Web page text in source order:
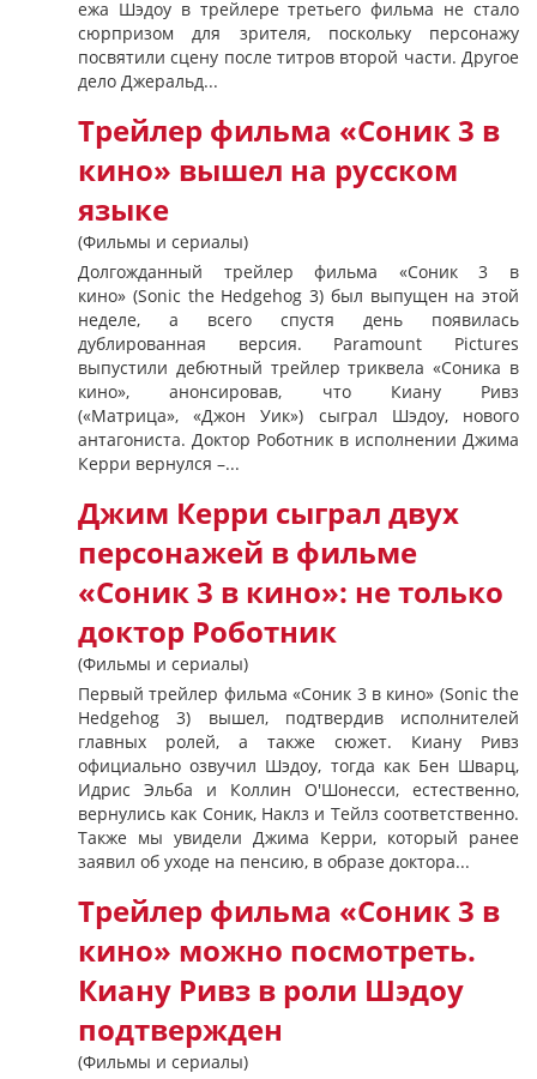
ежа Шэдоу в трейлере третьего фильма не стало
сюрпризом для зрителя, поскольку персонажу
посвятили сцену после титров второй части. Другое
дело Джеральд...
Трейлер фильма «Соник 3 в
кино» вышел на русском
языке
(Фильмы и сериалы)
Долгожданный трейлер фильма «Соник 3 в
кино» (Sonic the Hedgehog 3) был выпущен на этой
неделе, а всего спустя день появилась
дублированная версия. Paramount Pictures
выпустили дебютный трейлер триквела «Соника в
кино», анонсировав, что Киану Ривз
(«Матрица», «Джон Уик») сыграл Шэдоу, нового
антагониста. Доктор Роботник в исполнении Джима
Керри вернулся –...
Джим Керри сыграл двух
персонажей в фильме
«Соник 3 в кино»: не только
доктор Роботник
(Фильмы и сериалы)
Первый трейлер фильма «Соник 3 в кино» (Sonic the
Hedgehog 3) вышел, подтвердив исполнителей
главных ролей, а также сюжет. Киану Ривз
официально озвучил Шэдоу, тогда как Бен Шварц,
Идрис Эльба и Коллин О'Шонесси, естественно,
вернулись как Соник, Наклз и Тейлз соответственно.
Также мы увидели Джима Керри, который ранее
заявил об уходе на пенсию, в образе доктора...
Трейлер фильма «Соник 3 в
кино» можно посмотреть.
Киану Ривз в роли Шэдоу
подтвержден
(Фильмы и сериалы)